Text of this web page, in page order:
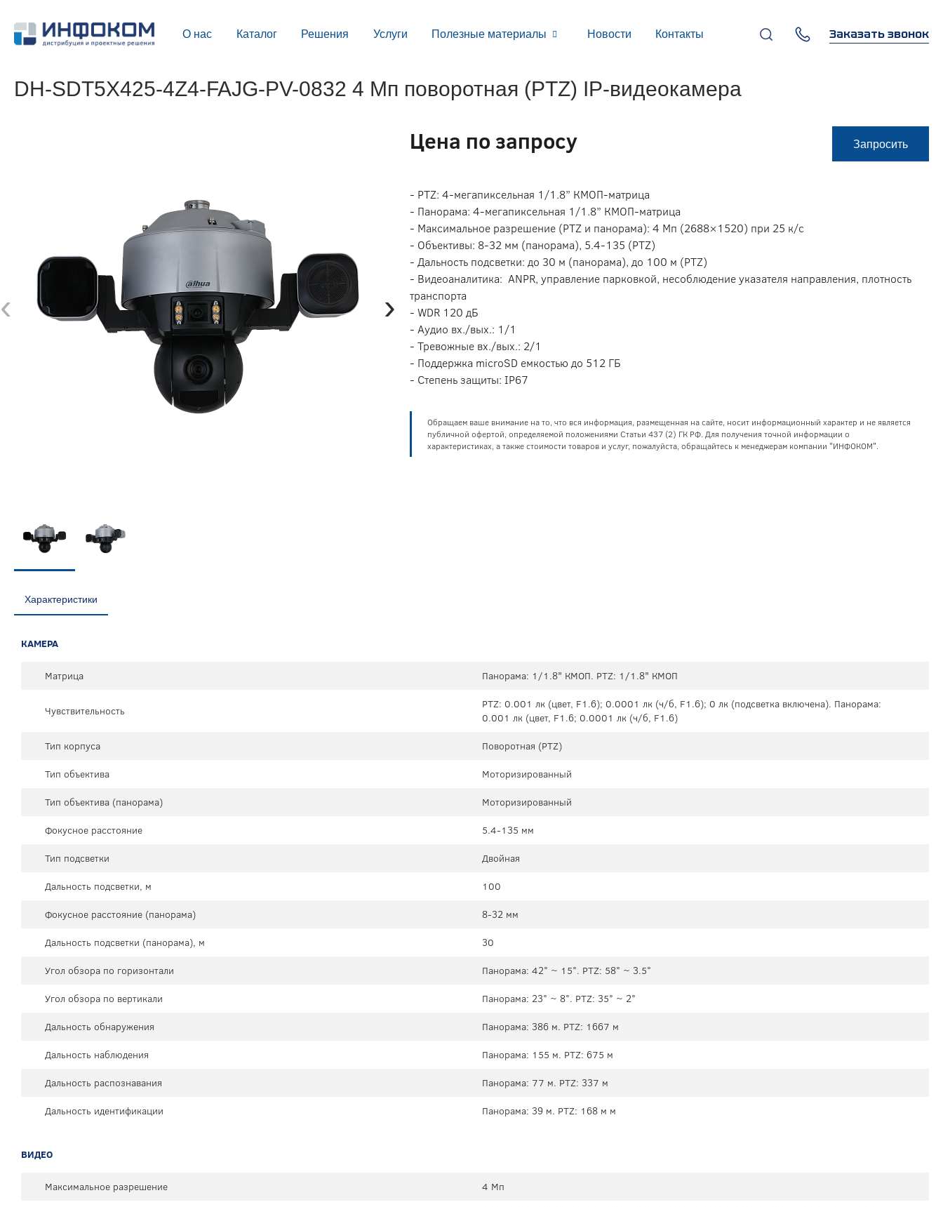
О нас Каталог Решения Услуги Полезные материалы Новости Контакты
г. Москва, 119270,
Лужнецкая наб., д. 6, стр. 1,
Заказать звонок
DH-SDT5X425-4Z4-FAJG-PV-0832 4 Мп поворотная (PTZ) IP-видеокамера
‹ ›
Цена по запросу Запросить
- PTZ: 4-мегапиксельная 1/1.8” КМОП-матрица
- Панорама: 4-мегапиксельная 1/1.8” КМОП-матрица
- Максимальное разрешение (PTZ и панорама): 4 Мп (2688×1520) при 25 к/с
- Объективы: 8-32 мм (панорама), 5.4-135 (PTZ)
- Дальность подсветки: до 30 м (панорама), до 100 м (PTZ)
- Видеоаналитика: ANPR, управление парковкой, несоблюдение указателя направления, плотность
транспорта
- WDR 120 дБ
- Аудио вх./вых.: 1/1
- Тревожные вх./вых.: 2/1
- Поддержка microSD емкостью до 512 ГБ
- Степень защиты: IP67
Обращаем ваше внимание на то, что вся информация, размещенная на сайте, носит информационный характер и не является
публичной офертой, определяемой положениями Статьи 437 (2) ГК РФ. Для получения точной информации о
характеристиках, а также стоимости товаров и услуг, пожалуйста, обращайтесь к менеджерам компании "ИНФОКОМ".
Характеристики
КАМЕРА
Матрица Панорама: 1/1.8" КМОП. PTZ: 1/1.8" КМОП
Чувствительность
PTZ: 0.001 лк (цвет, F1.6); 0.0001 лк (ч/б, F1.6); 0 лк (подсветка включена). Панорама:
0.001 лк (цвет, F1.6; 0.0001 лк (ч/б, F1.6)
Тип корпуса
Поворотная (PTZ)
Тип объектива
Моторизированный
Тип объектива (панорама)
Моторизированный
Фокусное расстояние
5.4-135 мм
Тип подсветки
Двойная
Дальность подсветки, м
100
Фокусное расстояние (панорама)
8-32 мм
Дальность подсветки (панорама), м
30
Угол обзора по горизонтали
Панорама: 42° ~ 15°. PTZ: 58° ~ 3.5°
Угол обзора по вертикали
Панорама: 23° ~ 8°. PTZ: 35° ~ 2°
Дальность обнаружения
Панорама: 386 м. PTZ: 1667 м
Дальность наблюдения
Панорама: 155 м. PTZ: 675 м
Дальность распознавания
Панорама: 77 м. PTZ: 337 м
Дальность идентификации
Панорама: 39 м. PTZ: 168 м м
ВИДЕО
Максимальное разрешение 4 Мп